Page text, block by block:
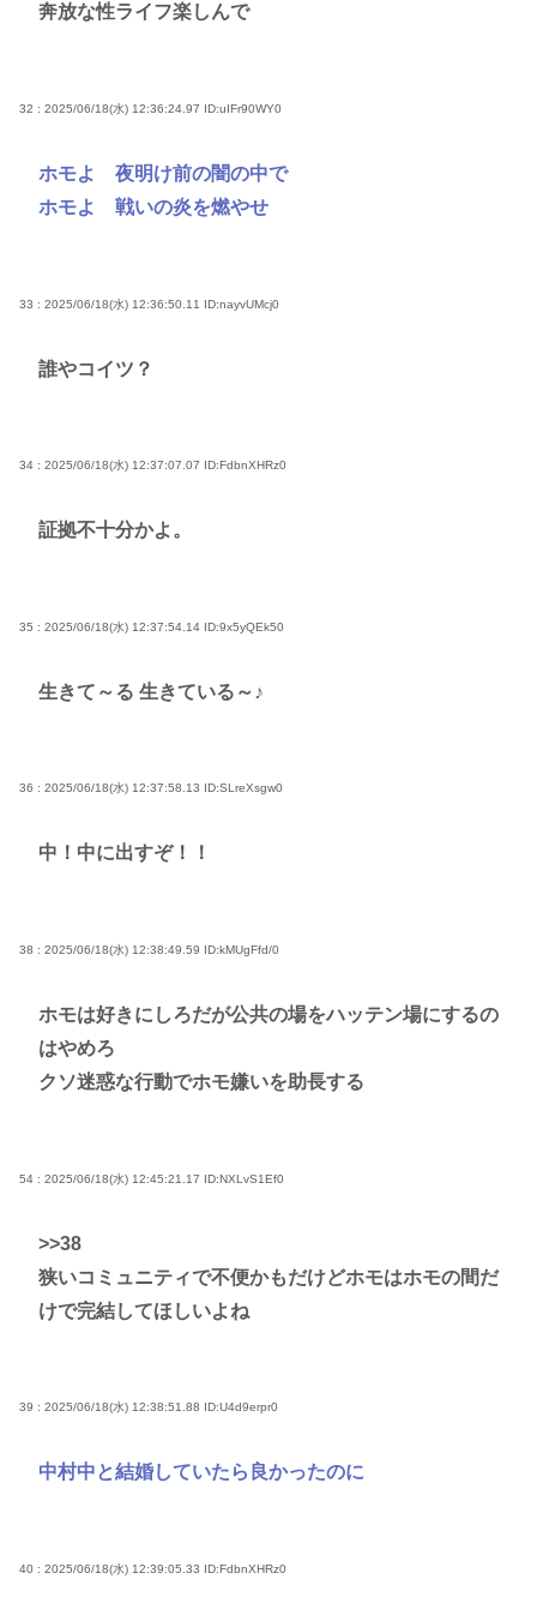
奔放な性ライフ楽しんで
32 : 2025/06/18(水) 12:36:24.97 ID:uIFr90WY0
ホモよ 夜明け前の闇の中で
ホモよ 戦いの炎を燃やせ
33 : 2025/06/18(水) 12:36:50.11 ID:nayvUMcj0
誰やコイツ？
34 : 2025/06/18(水) 12:37:07.07 ID:FdbnXHRz0
証拠不十分かよ。
35 : 2025/06/18(水) 12:37:54.14 ID:9x5yQEk50
生きて～る 生きている～♪
36 : 2025/06/18(水) 12:37:58.13 ID:SLreXsgw0
中！中に出すぞ！！
38 : 2025/06/18(水) 12:38:49.59 ID:kMUgFfd/0
ホモは好きにしろだが公共の場をハッテン場にするの
はやめろ
クソ迷惑な行動でホモ嫌いを助長する
54 : 2025/06/18(水) 12:45:21.17 ID:NXLvS1Ef0
>>38
狭いコミュニティで不便かもだけどホモはホモの間だ
けで完結してほしいよね
39 : 2025/06/18(水) 12:38:51.88 ID:U4d9erpr0
中村中と結婚していたら良かったのに
40 : 2025/06/18(水) 12:39:05.33 ID:FdbnXHRz0